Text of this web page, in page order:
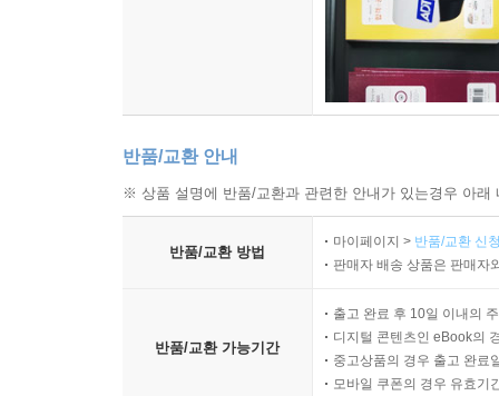
반품/교환 안내
※ 상품 설명에 반품/교환과 관련한 안내가 있는경우 아
반품/교환 방법
마이페이지 > 반품/교환 신
판매자 배송 상품은 판매자
반품/교환 가능기간
출고 완료 후 10일 이내의
디지털 콘텐츠인 eBook의
중고상품의 경우 출고 완료
모바일 쿠폰의 경우 유효기